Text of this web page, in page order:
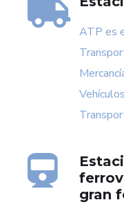
ATP es
gran